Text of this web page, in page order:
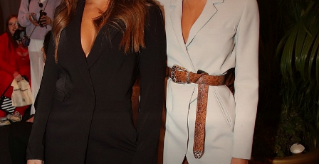
ביוטי
סלבס
ערוצים נוספים
המגזין